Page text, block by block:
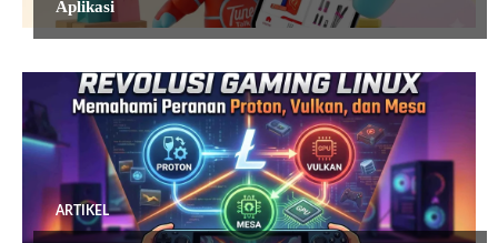
Aplikasi
ARTIKEL